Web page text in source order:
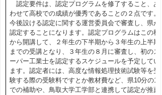
認定要件は、認定プログラムを修了すること、あ
わせて高校での成績が優秀であることの２点です。
今後設ける認定に関する運営委員会で審査し、県が
認定することになります。認定プログラムはこの秋
から開講して、２年生の下半期から３年生の上半期
までの受講となり、３年生の８月に審査し、初のス
ーパー工業士を認定するスケジュールを予定してい
ます。認定者には、高度な情報処理技術試験等を受
験する際の受験料ですとか教材費など、県10分の10
での補助や、鳥取大学工学部と連携して認定が推薦